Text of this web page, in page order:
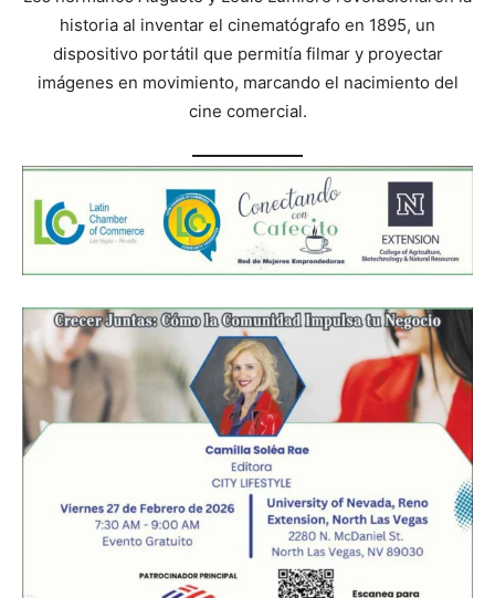
historia al inventar el cinematógrafo en 1895, un
dispositivo portátil que permitía filmar y proyectar
imágenes en movimiento, marcando el nacimiento del
cine comercial.